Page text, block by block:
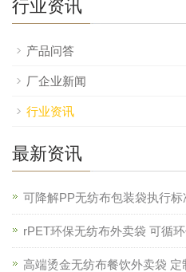
行业资讯
产品问答
厂企业新闻
行业资讯
最新资讯
可降解PP无纺布包装袋执行
rPET环保无纺布外卖袋 可循
高端烫金无纺布餐饮外卖袋